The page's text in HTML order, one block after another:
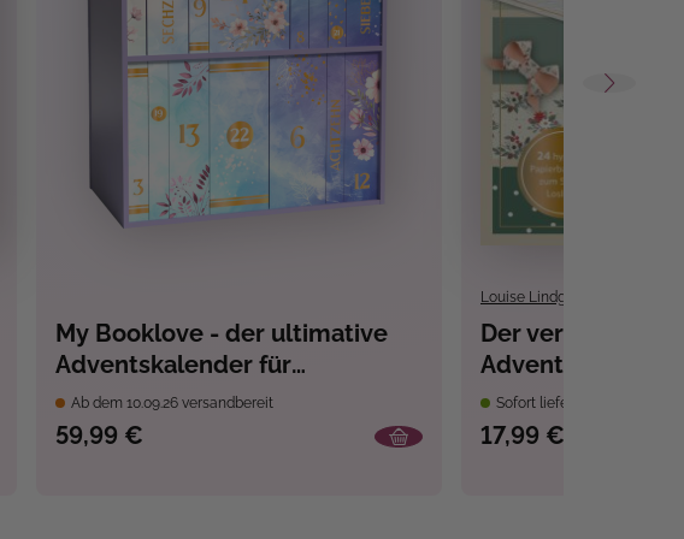
My Booklove - der ultimative
Adventskalender für
Bücherfans
Ab dem 10.09.26 versandbereit
59,99 €
Louise Lindgrün
Der
Advent.
Ausschneiden,
Sofort lieferbar
17,99 €